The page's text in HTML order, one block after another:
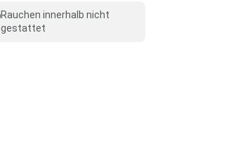
Rauchen innerhalb nicht
gestattet